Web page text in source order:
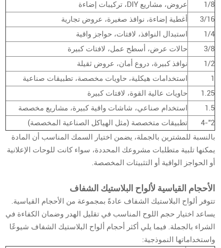
1/8
عروض، مشاريع DIY، تركيبات إضاءة
3/16
أغطية إضاءة، نوافذ صغيرة، عروض تجارية
1/4
استبدال النوافذ، لافتات، حواجز واقية
3/8
حالات عرض، أسطح عمل، لافتات كبيرة
1/2
نوافذ كبيرة، دروع أمان، عروض ثقيلة
1
استخدامات هيكلية، حاويات مخصصة، تطبيقات صناعية
1.25
حاويات عالية القوة، لافتات كبيرة
1.5
استخدام صناعي، شاشات واقية كبيرة، مشاريع مخصصة
2"-4
تطبيقات متخصصة (مثل الهياكل الصناعية المخصصة)
بالنسبة للمشترين بالجملة، يضمن اختيار السمك المناسب أن المادة
يمكنها تلبية متطلبات مشروعك المحددة، سواء كانت للوحات الإعلانية
أو الحواجز الواقية أو التثبيتات المخصصة.
الأحجام القياسية لألواح البلاستيك الشفاف
تتوفر ألواح البلاستيك الشفاف عادةً بمجموعة من الأحجام القياسية.
يساعد اختيار حجم اللوح المناسب في تقليل الهدر وضمان الكفاءة في
الشراء بالجملة. فيما يلي أكثر أحجام ألواح البلاستيك الشفاف شيوعًا
واستخداماتها النموذجية: